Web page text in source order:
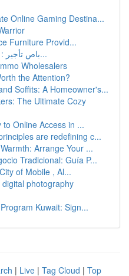
Online Gaming Destina...
Furniture Provid...
باص تأجير : بدائل مختلفة تلائم كل ال...
Wholesalers
the Attention?
Soffits: A Homeowner's...
The Ultimate Cozy
Online Access in ...
are redefining c...
Arrange Your ...
Tradicional: Guía P...
of Mobile , Al...
photography
Kuwait: Sign...
| Live | Tag Cloud | Top